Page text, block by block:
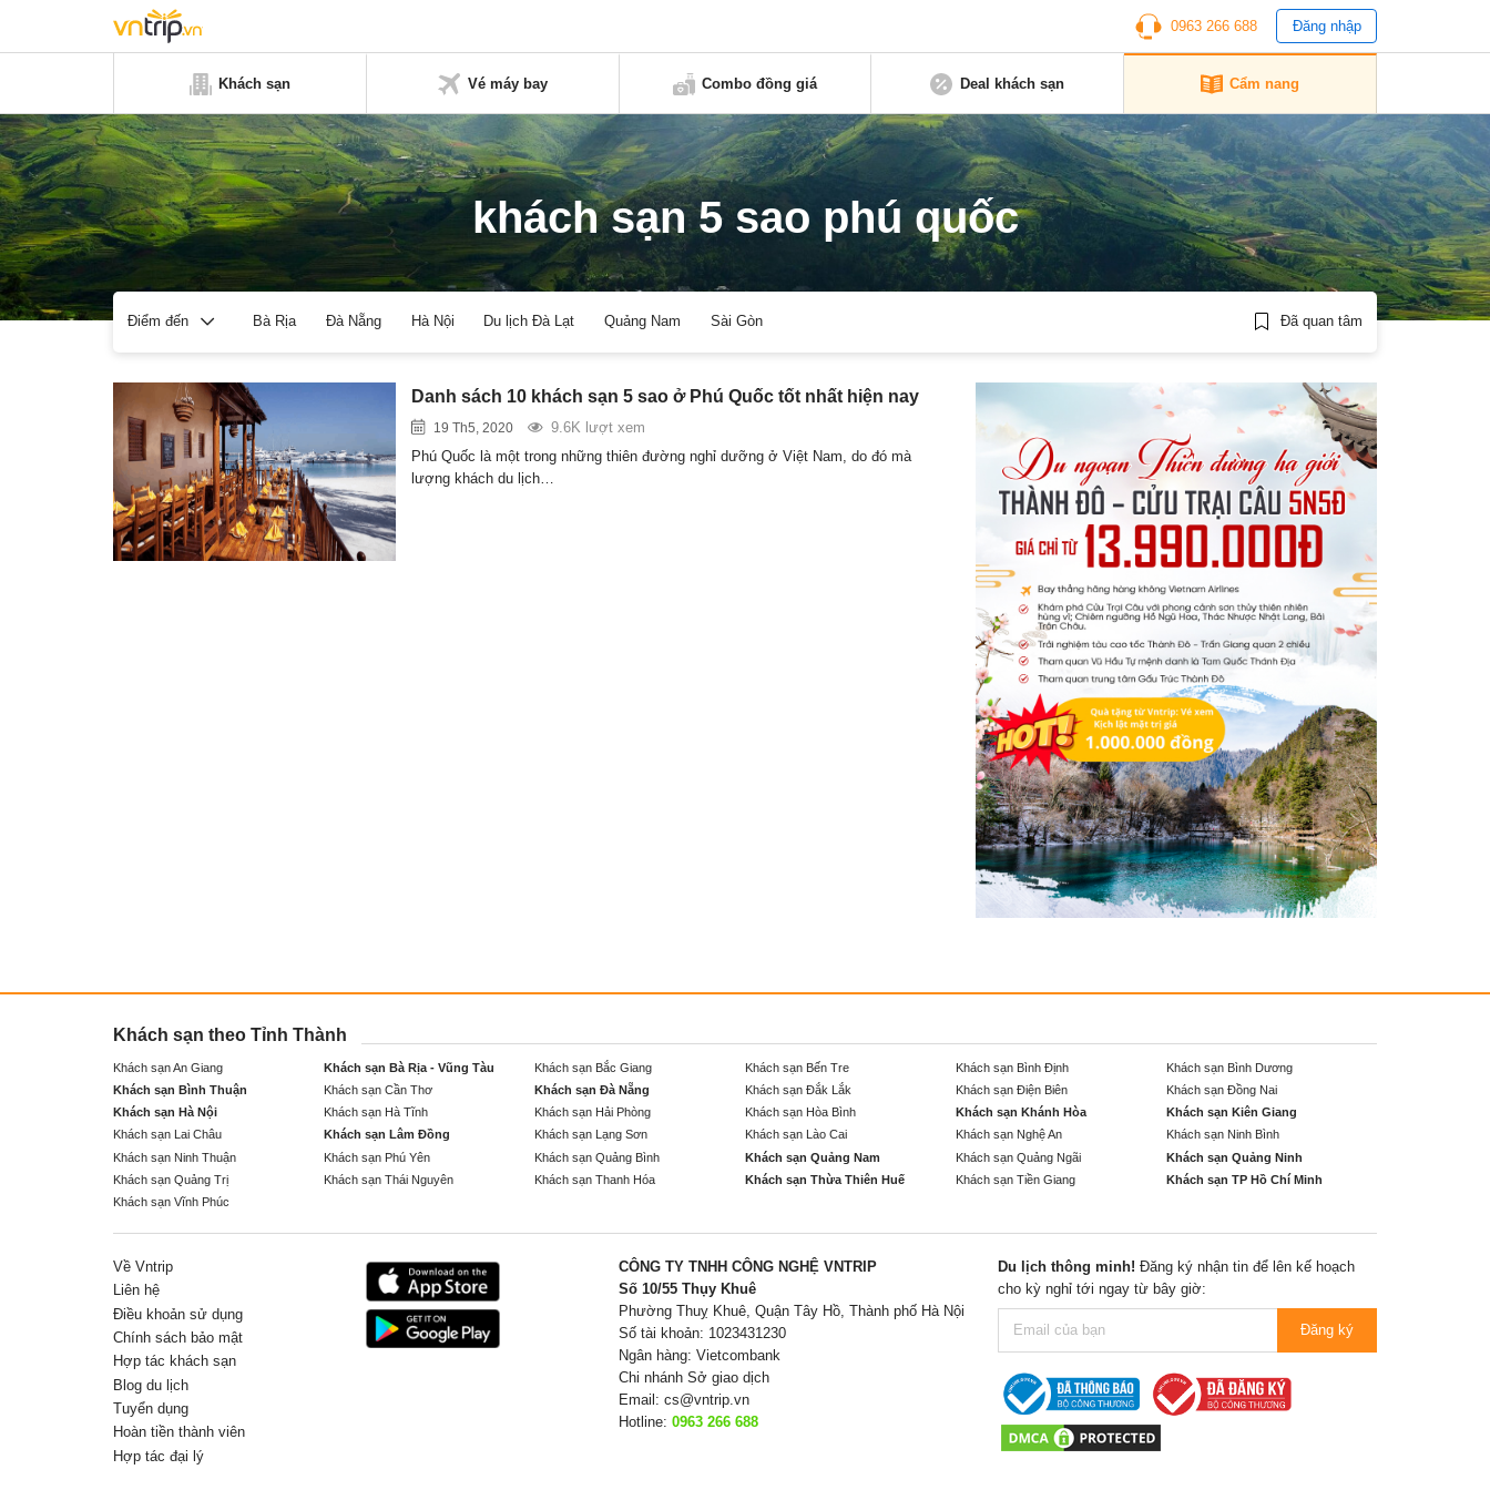
0963 266 688 Đăng nhập
Khách sạn Vé máy bay Combo đồng giá Deal khách sạn Cẩm nang
khách sạn 5 sao phú quốc
Điểm đến Bà Rịa Đà Nẵng Hà Nội Du lịch Đà Lạt Quảng Nam Sài Gòn Đã quan tâm
Danh sách 10 khách sạn 5 sao ở Phú Quốc tốt nhất hiện nay
19 Th5, 2020
9.6K lượt xem
Phú Quốc là một trong những thiên đường nghỉ dưỡng ở Việt Nam, do đó mà
lượng khách du lịch…
Khách sạn theo Tỉnh Thành
Khách sạn An Giang Khách sạn Bà Rịa - Vũng Tàu Khách sạn Bắc Giang Khách sạn Bến Tre Khách sạn Bình Định
Khách sạn Bình Dương
Khách sạn Bình Thuận
Khách sạn Cần Thơ Khách sạn Đà Nẵng Khách sạn Đắk Lắk Khách sạn Điện Biên
Khách sạn Đồng Nai
Khách sạn Hà Nội
Khách sạn Hà Tĩnh Khách sạn Hải Phòng Khách sạn Hòa Bình Khách sạn Khánh Hòa
Khách sạn Kiên Giang
Khách sạn Lai Châu
Khách sạn Lâm Đồng Khách sạn Lạng Sơn Khách sạn Lào Cai Khách sạn Nghệ An
Khách sạn Ninh Bình
Khách sạn Ninh Thuận
Khách sạn Phú Yên Khách sạn Quảng Bình Khách sạn Quảng Nam Khách sạn Quảng Ngãi
Khách sạn Quảng Ninh
Khách sạn Quảng Trị
Khách sạn Thái Nguyên Khách sạn Thanh Hóa Khách sạn Thừa Thiên Huế Khách sạn Tiền Giang
Khách sạn TP Hồ Chí Minh
Khách sạn Vĩnh Phúc
Về Vntrip
Liên hệ
Điều khoản sử dụng
Chính sách bảo mật
Hợp tác khách sạn
Blog du lịch
Tuyển dụng
Hoàn tiền thành viên
Hợp tác đại lý
CÔNG TY TNHH CÔNG NGHỆ VNTRIP
Số 10/55 Thụy Khuê
Phường Thuỵ Khuê, Quận Tây Hồ, Thành phố Hà Nội
Số tài khoản: 1023431230
Ngân hàng: Vietcombank
Chi nhánh Sở giao dịch
Email: cs@vntrip.vn
Hotline: 0963 266 688
Du lịch thông minh! Đăng ký nhận tin để lên kế hoạch
cho kỳ nghỉ tới ngay từ bây giờ:
Đăng ký